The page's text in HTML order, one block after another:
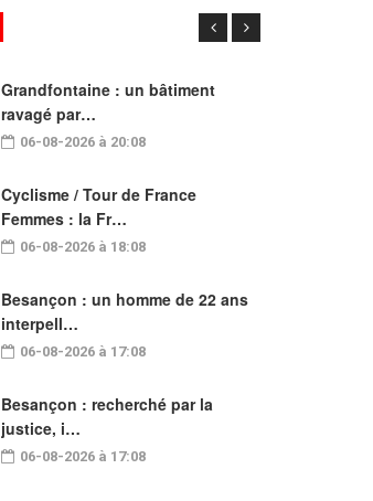
Grandfontaine : un bâtiment
ravagé par…
06-08-2026 à 20:08
Cyclisme / Tour de France
Femmes : la Fr…
06-08-2026 à 18:08
Besançon : un homme de 22 ans
interpell…
06-08-2026 à 17:08
Besançon : recherché par la
justice, i…
06-08-2026 à 17:08